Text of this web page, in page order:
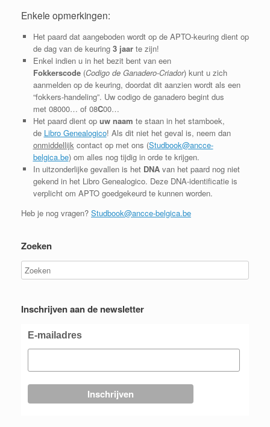
Enkele opmerkingen:
Het paard dat aangeboden wordt op de APTO-keuring dient op
de dag van de keuring 3 jaarte zijn!
Enkel indien u in het bezit bent van een
Fokkerscode (Codigo de Ganadero-Criador) kunt u zich
aanmelden op de keuring, doordat dit aanzien wordt als een
“fokkers-handeling”. Uw codigo de ganadero begint dus
met 08000… of 08C00…
Het paard dient op uw naam te staan in het stamboek,
de Libro Genealogico! Als dit niet het geval is, neem dan
onmiddellijk contact op met ons (Studbook@ancce-
belgica.be) om alles nog tijdig in orde te krijgen.
In uitzonderlijke gevallen is het DNAvan het paard nog niet
gekend in het Libro Genealogico. Deze DNA-identificatie is
verplicht om APTO goedgekeurd te kunnen worden.
Heb je nog vragen? Studbook@ancce-belgica.be
Zoeken
Inschrijven aan de newsletter
E-mailadres